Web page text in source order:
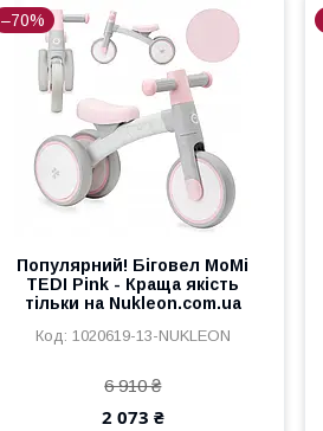
–70%
Популярний! Біговел MoMi
TEDI Pink - Краща якість
тільки на Nukleon.com.ua
1020619-13-NUKLEON
6 910 ₴
2 073 ₴